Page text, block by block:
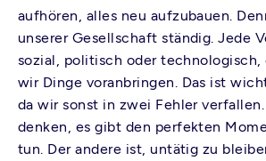
aufhören, alles neu aufzubauen.
unserer Gesellschaft ständig. Jede
sozial, politisch oder
wir Dinge voranbringen. Das ist
da wir sonst in zwei Fehler
denken, es gibt den perfekten
tun. Der andere ist, untätig zu